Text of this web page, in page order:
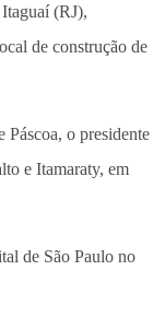
(RJ),
de construção de
Páscoa, o presidente
e Itamaraty, em
de São Paulo no